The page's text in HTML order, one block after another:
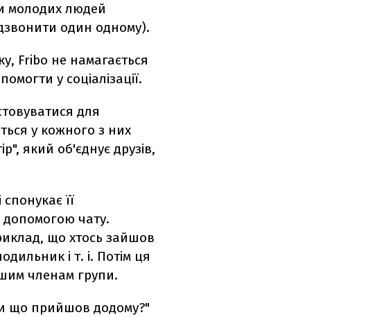
молодих людей
один одному).
Fribo не намагається
у соціалізації.
для
у кожного з них
який об'єднує друзів,
її
допомогою чату.
що хтось зайшов
і т. і. Потім ця
членам групи.
що прийшов додому?"